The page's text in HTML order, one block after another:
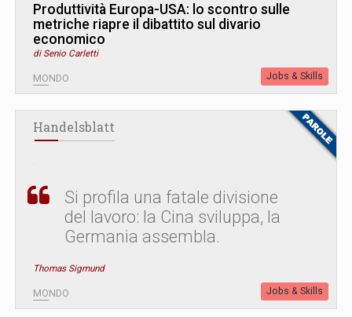
Produttività Europa-USA: lo scontro sulle
metriche riapre il dibattito sul divario
economico
di Senio Carletti
MONDO Jobs & Skills
Handelsblatt
Si profila una fatale divisione
del lavoro: la Cina sviluppa, la
Germania assembla.
Thomas Sigmund
MONDO Jobs & Skills